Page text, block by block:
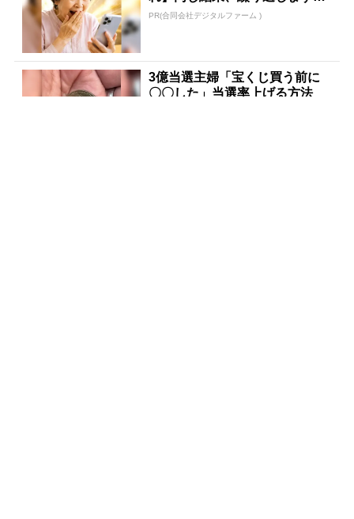
か？
PR(合同会社デジタルファーム )
3億当選主婦「宝くじ買う前に
〇〇した」当選率上げる方法